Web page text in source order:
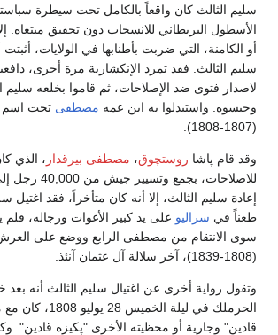
سليم الثالث كان واقعاً بالكامل تحت سيطرة
الأسطول البريطاني للانسحاب دون تحقيق مبتغاه.
أو الكامنة، التي ضربت بأطنابها في الولايات،
سليم الثالث. فقد تمرد الإنكشارية مرة أخرى،
لاصدار فتوى ضد الإصلاحات، ثم قاموا بخلعه
وحبسوه. واستبدلوا به ابن عمه مصطفى تحت اسم
(1807-1808).
وقد قام پاشا روستچوق، مصطفى بيرقدار ، الذي
للاصلاحات، بجمع
إعادة سليم الثالث، إلا أنه كان متأخراً، فقد اغتيل
طعناً في سراليو على يد كبير الأغوات ورجاله، فلم
سوى الانتقام من مصطفى الرابع ووضع على
(1808-1839)، آخر سلالة آل عثمان آنئذ.
وتقول رواية أخرى عن اغتيال سليم الثالث أنه بعد
الحرملك في ليلة
قادين" وجارية أو محظيته الأخرى "پكيزه قادين".